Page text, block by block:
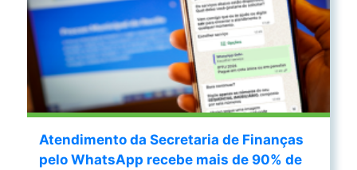
Atendimento da Secretaria de Finanças
pelo WhatsApp recebe mais de 90% de